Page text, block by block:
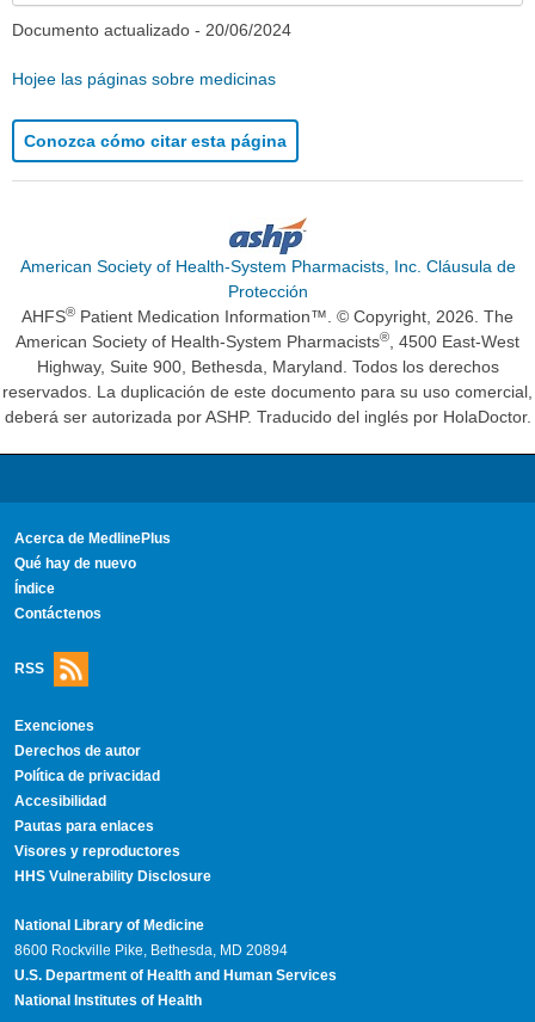
Documento actualizado - 20/06/2024
Hojee las páginas sobre medicinas
Conozca cómo citar esta página
American Society of Health-System Pharmacists, Inc. Cláusula de
Protección
AHFS® Patient Medication Information™. © Copyright, 2026. The
American Society of Health-System Pharmacists®, 4500 East-West
Highway, Suite 900, Bethesda, Maryland. Todos los derechos
reservados. La duplicación de este documento para su uso comercial,
deberá ser autorizada por ASHP. Traducido del inglés por HolaDoctor.
Acerca de MedlinePlus
Qué hay de nuevo
Índice
Contáctenos
RSS
Exenciones
Derechos de autor
Política de privacidad
Accesibilidad
Pautas para enlaces
Visores y reproductores
HHS Vulnerability Disclosure
National Library of Medicine
8600 Rockville Pike, Bethesda, MD 20894
U.S. Department of Health and Human Services
National Institutes of Health